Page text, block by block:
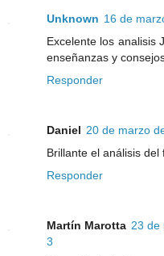
Unknown 16 de
Excelente los analisis
enseñanzas y
Responder
Daniel 20 de marzo
Brillante el análisis del
Responder
Martín Marotta 23 de
3